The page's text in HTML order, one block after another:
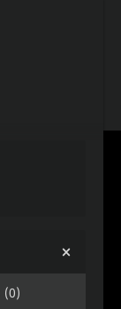
(0)